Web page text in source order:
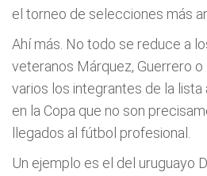
el torneo de selecciones más
Ahí más. No todo se reduce a
veteranos Márquez, Guerrero o
varios los integrantes de la
en la Copa que no son
llegados al fútbol profesional.
Un ejemplo es el del uruguayo